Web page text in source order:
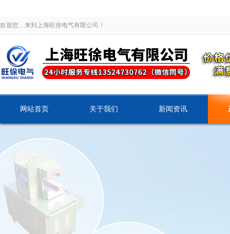
欢迎您，来到上海旺徐电气有限公司！
网站首页 关于我们 新闻资讯